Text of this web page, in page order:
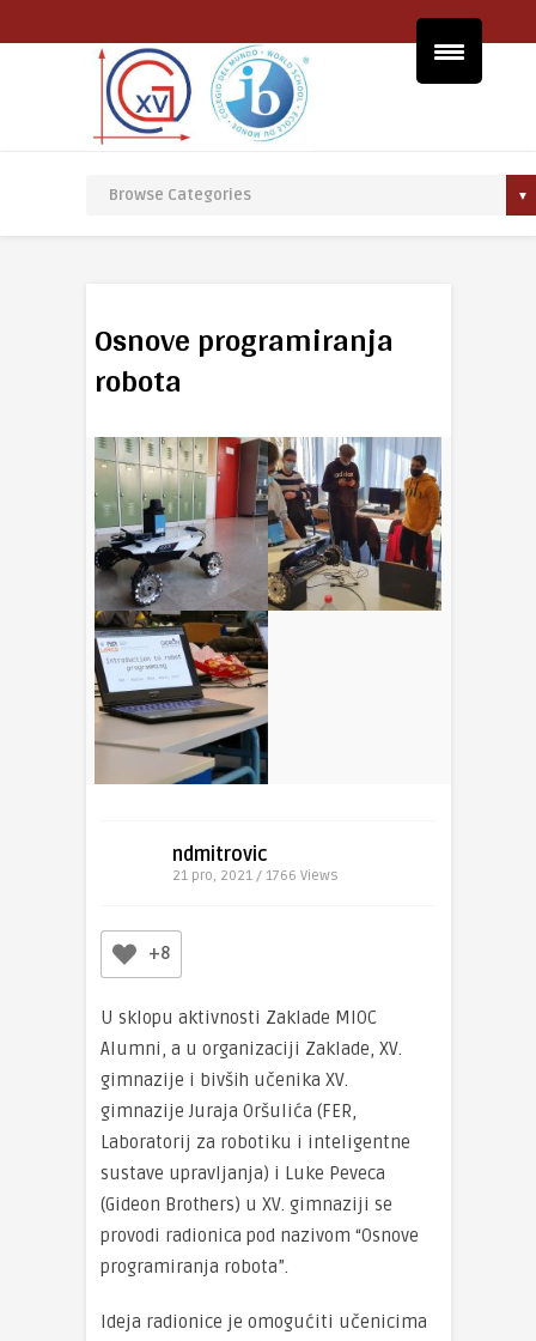
Osnove programiranja
robota
ndmitrovic
21 pro, 2021 / 1766 Views
+8
U sklopu aktivnosti Zaklade MIOC
Alumni, a u organizaciji Zaklade, XV.
gimnazije i bivših učenika XV.
gimnazije Juraja Oršulića (FER,
Laboratorij za robotiku i inteligentne
sustave upravljanja) i Luke Peveca
(Gideon Brothers) u XV. gimnaziji se
provodi radionica pod nazivom “Osnove
programiranja robota”.
Ideja radionice je omogućiti učenicima